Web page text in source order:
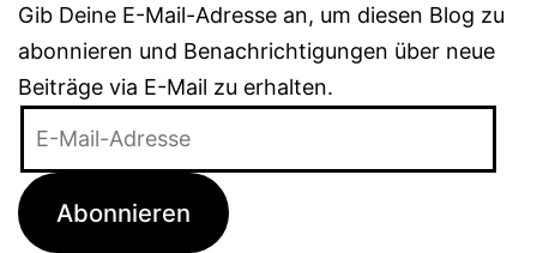
Gib Deine E-Mail-Adresse an, um diesen Blog zu
abonnieren und Benachrichtigungen über neue
Beiträge via E-Mail zu erhalten.
Adresse
Abonnieren